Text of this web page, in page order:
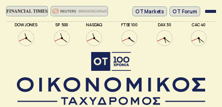
DOW JONES SP 500 NASDAQ FTSE 100 DAX 30 CAC 40
ΟΤ Markets OT Forum